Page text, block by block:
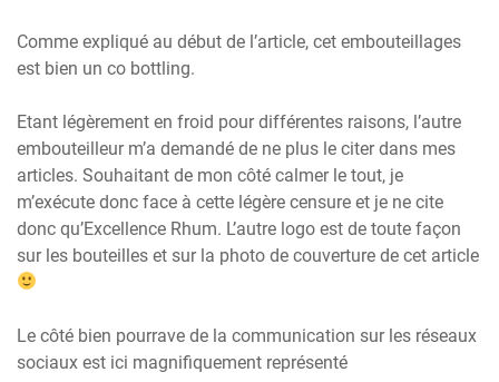
Comme expliqué au début de l’article, cet embouteillages
est bien un co bottling.
Etant légèrement en froid pour différentes raisons, l’autre
embouteilleur m’a demandé de ne plus le citer dans mes
articles. Souhaitant de mon côté calmer le tout, je
m’exécute donc face à cette légère censure et je ne cite
donc qu’Excellence Rhum. L’autre logo est de toute façon
sur les bouteilles et sur la photo de couverture de cet article
Le côté bien pourrave de la communication sur les réseaux
sociaux est ici magnifiquement représenté